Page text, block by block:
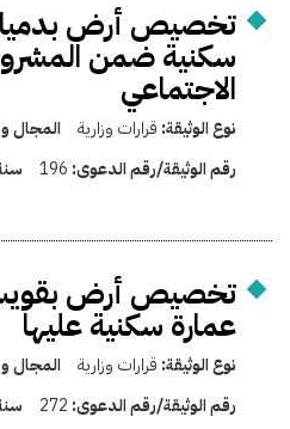
تخصيص أرض
سكنية ضمن
الاجتماعي
نوع الوثيقة: قرارات وزارية المجال
رقم الوثيقة/رقم الدعوى: 196
تخصيص أرض
عمارة سكنية عليها
نوع الوثيقة: قرارات وزارية المجال
رقم الوثيقة/رقم الدعوى: 272